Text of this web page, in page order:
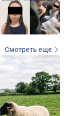
Смотреть еще